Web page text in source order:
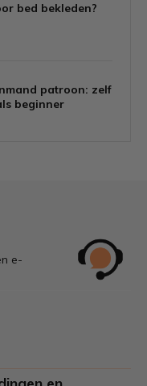
bed bekleden?
patroon: zelf
beginner
beste voor
de juiste stof
e-